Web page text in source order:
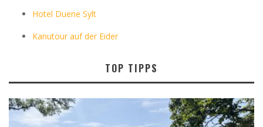
Hotel Duene Sylt
Kanutour auf der Eider
TOP TIPPS